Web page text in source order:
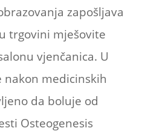
zapošljava
trgovini mješovite
vjenčanica. U
medicinskih
da boluje od
Osteogenesis